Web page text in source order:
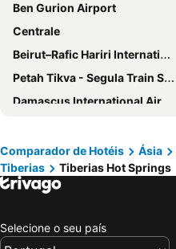
Ben Gurion Airport
Centrale
Beirut–Rafic Hariri International Airport
Petah Tikva - Segula Train Station
Damascus International Airport
TLV convention center
Tel Aviv - Savidor Center Train Station
Jerusalem Malha
Zemach Beach
Comparador de Hotéis Ásia
Tiberias
Tiberias Hot Springs
Selecione o seu país